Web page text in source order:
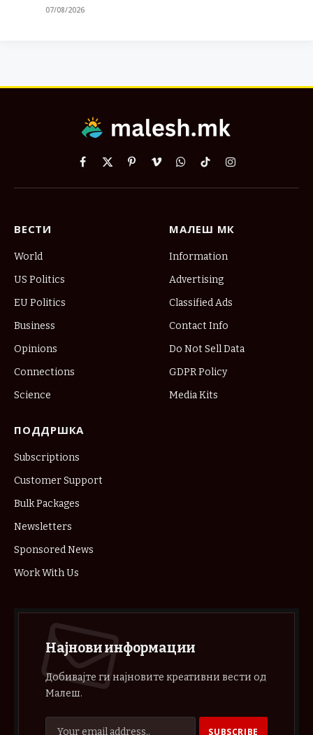
07/08/2026
Facebook
X
PinterestVimeoWhatsApp
TikTokInstagram
ВЕСТИ
World
US Politics
EU Politics
Business
Opinions
Connections
Science
МАЛЕШ МК
Information
Advertising
Classified Ads
Contact Info
Do Not Sell Data
GDPR Policy
Media Kits
ПОДДРШКА
Subscriptions
Customer Support
Bulk Packages
Newsletters
Sponsored News
Work With Us
Најнови информации
Добивајте ги најновите креативни вести од
Малеш.